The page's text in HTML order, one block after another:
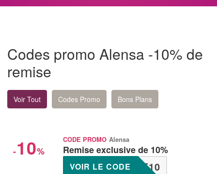
Codes promo Alensa -10% de
remise
Voir Tout Codes Promo Bons Plans
-10%
CODE PROMO Alensa
Remise exclusive de 10%
E10
VOIR LE CODE